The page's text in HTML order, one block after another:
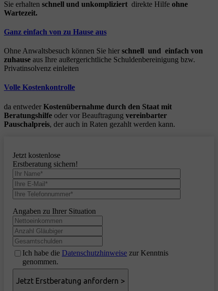
Sie erhalten schnell und unkompliziert direkte Hilfe ohne
Wartezeit.
Ganz einfach von zu Hause aus
Ohne Anwaltsbesuch können Sie hier schnell und einfach von
zuhause aus Ihre außergerichtliche Schuldenbereinigung bzw.
Privatinsolvenz einleiten
Volle Kostenkontrolle
da entweder Kostenübernahme durch den Staat mit
Beratungshilfe oder vor Beauftragung vereinbarter
Pauschalpreis, der auch in Raten gezahlt werden kann.
Jetzt kostenlose
Erstberatung sichern!
Angaben zu Ihrer Situation
Ich habe die Datenschutzhinweise zur Kenntnis
genommen.